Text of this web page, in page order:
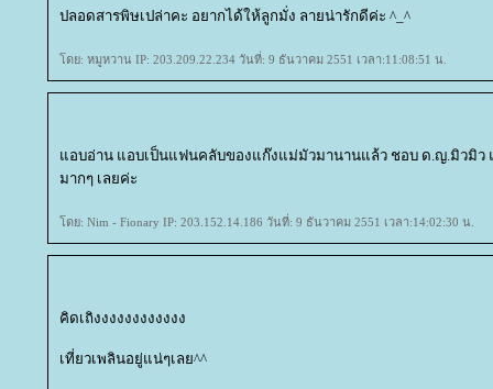
ปลอดสารพิษเปล่าคะ อยากได้ให้ลูกมั่ง ลายน่ารักดีค่ะ ^_^
ดย: หมูหวาน IP: 203.209.22.234 วันที่: 9 ธันวาคม 2551 เวลา:11:08:51 น.
อบอ่าน แอบเป็นแฟนคลับของแก๊งแม่มัวมานานแล้ว ชอบ ด.ญ.มิวมิว
มากๆ เลยค่ะ
ดย: Nim - Fionary IP: 203.152.14.186 วันที่: 9 ธันวาคม 2551 เวลา:14:02:30 น.
คิดเถิงงงงงงงงงงงง
เที่ยวเพลินอยู่แน่ๆเลย^^